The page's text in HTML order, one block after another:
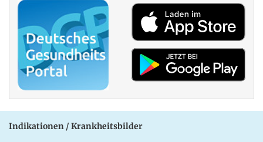
Indikationen / Krankheitsbilder